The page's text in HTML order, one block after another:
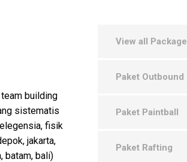
building
sistematis
fisik
jakarta,
batam, bali)
View all Package
Paket Outbound
Paket Paintball
Paket Rafting